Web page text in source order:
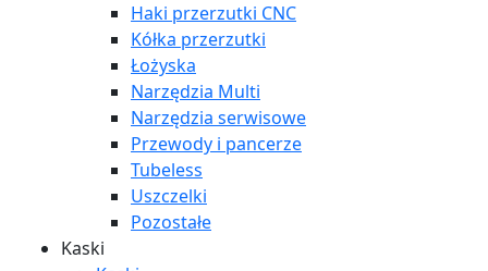
Haki przerzutki CNC
Kółka przerzutki
Łożyska
Narzędzia Multi
Narzędzia serwisowe
Przewody i pancerze
Tubeless
Uszczelki
Pozostałe
Kaski